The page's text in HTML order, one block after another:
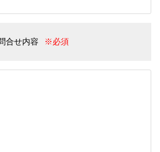
合せ内容 ※必須